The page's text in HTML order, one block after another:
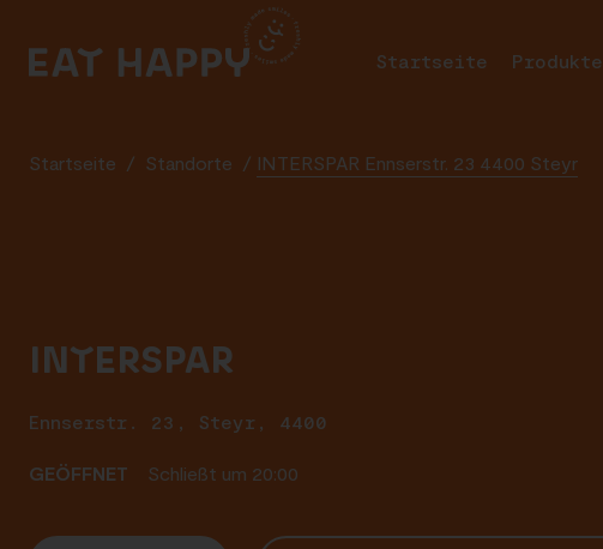
MAIN
Startseite Produkte
Startseite / Standorte / INTERSPAR Ennserstr. 23 4400 Steyr
INTERSPAR
Ennserstr. 23, Steyr, 4400
GEÖFFNET Schließt um 20:00